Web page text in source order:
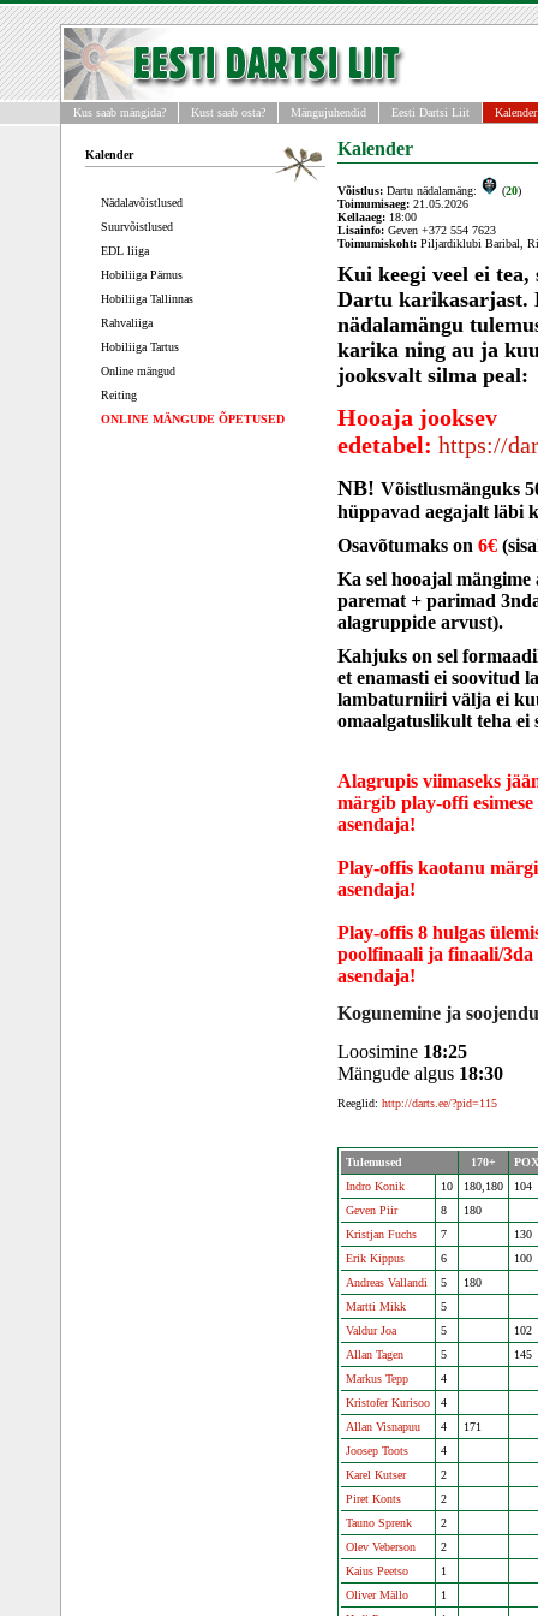
Kus saab mängida? Kust saab osta? Mängujuhendid Eesti Dartsi Liit Kalender
Kalender
Nädalavõistlused
Suurvõistlused
EDL liiga
Hobiliiga Pärnus
Hobiliiga Tallinnas
Rahvaliiga
Hobiliiga Tartus
Online mängud
Reiting
ONLINE MÄNGUDE ÕPETUSED
Kalender
Võistlus: Dartu nädalamäng: (20)
Toimumisaeg: 21.05.2026
Kellaaeg: 18:00
Lisainfo: Geven +372 554 7623
Toimumiskoht: Piljardiklubi Baribal,
Kui keegi veel ei tea,
Dartu karikasarjast.
nädalamängu
karika ning au ja
jooksvalt silma peal:
Hooaja jooksev
edetabel: https://
NB! Võistlusmänguks
hüppavad aegajalt läbi
Osavõtumaks on 6€
Ka sel hooajal
paremat + parimad
alagruppide arvust).
Kahjuks on sel
et enamasti ei soovitud
lambaturniiri välja ei
omaalgatuslikult teha ei
Alagrupis viimaseks
märgib play-offi
asendaja!
Play-offis kaotanu
asendaja!
Play-offis 8 hulgas
poolfinaali ja finaali/3da
asendaja!
Kogunemine ja
Loosimine 18:25
Mängude algus 18:30
Reeglid: http://darts.ee/?pid=115
Tulemused 170+
POX
Indro Konik
10 180,180
104
Geven Piir
8
180
Kristjan Fuchs
7
130
Erik Kippus
6
100
Andreas Vallandi
5
180
Martti Mikk
5
Valdur Joa
5
102
Allan Tagen
5
145
Markus Tepp
4
Kristofer Kurisoo
4
Allan Visnapuu
4
171
Joosep Toots
4
Karel Kutser
2
Piret Konts
2
Tauno Sprenk
2
Olev Veberson
2
Kaius Peetso
1
Oliver Mällo
1